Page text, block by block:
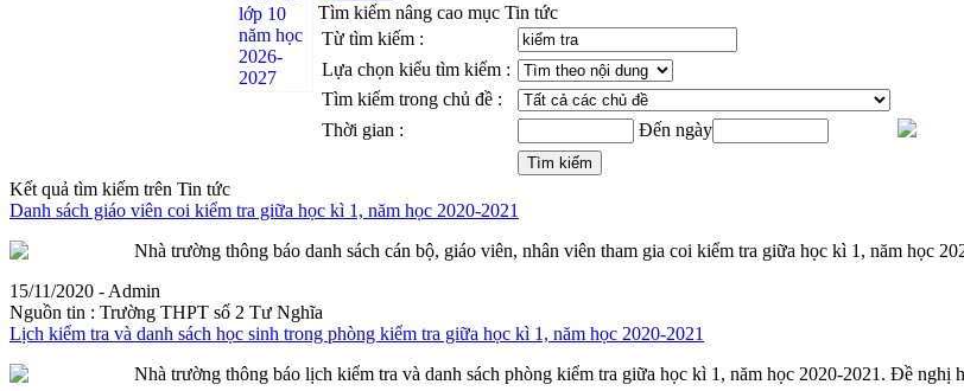
Tìm kiếm nâng cao mục Tin tức
Từ tìm kiếm :
Lựa chọn kiểu tìm kiếm :
Tìm kiếm trong chủ đề :
Thời gian :
Đến ngày
Kết quả tìm kiếm trên Tin tức
Danh sách giáo viên coi kiểm tra giữa học kì 1, năm học 2020-2021
Nhà trường thông báo danh sách cán bộ, giáo viên, nhân viên tham gia coi kiểm tra giữa học kì 1, năm học
15/11/2020 - Admin
Nguồn tin : Trường THPT số 2 Tư Nghĩa
Lịch kiểm tra và danh sách học sinh trong phòng kiểm tra giữa học kì 1, năm học 2020-2021
Nhà trường thông báo lịch kiểm tra và danh sách phòng kiểm tra giữa học kì 1, năm học 2020-2021. Đề nghị